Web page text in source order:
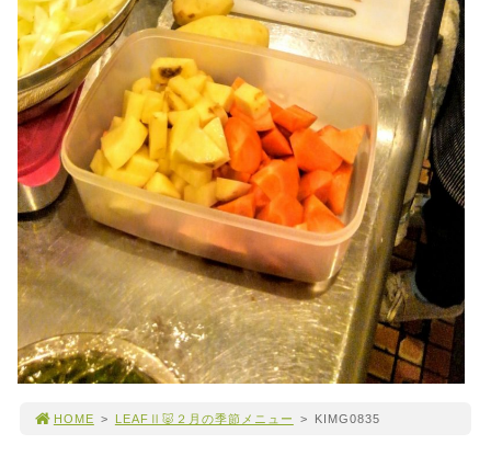
HOME > LEAFⅡ🐷２月の季節メニュー > KIMG0835